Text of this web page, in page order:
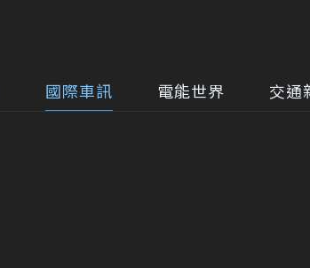
國際車訊 電能世界 交通